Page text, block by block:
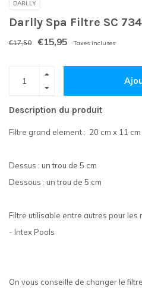
DARLLY
Darlly Spa Filtre SC 734
€17,50 €15,95 Taxes incluses
Description du produit
Filtre grand element : 20 cm x 11 cm
Dessus : un trou de 5 cm
Dessous : un trou de 5 cm
Filtre utilisable entre autres pour les
- Intex Pools
On vous conseille de changer le